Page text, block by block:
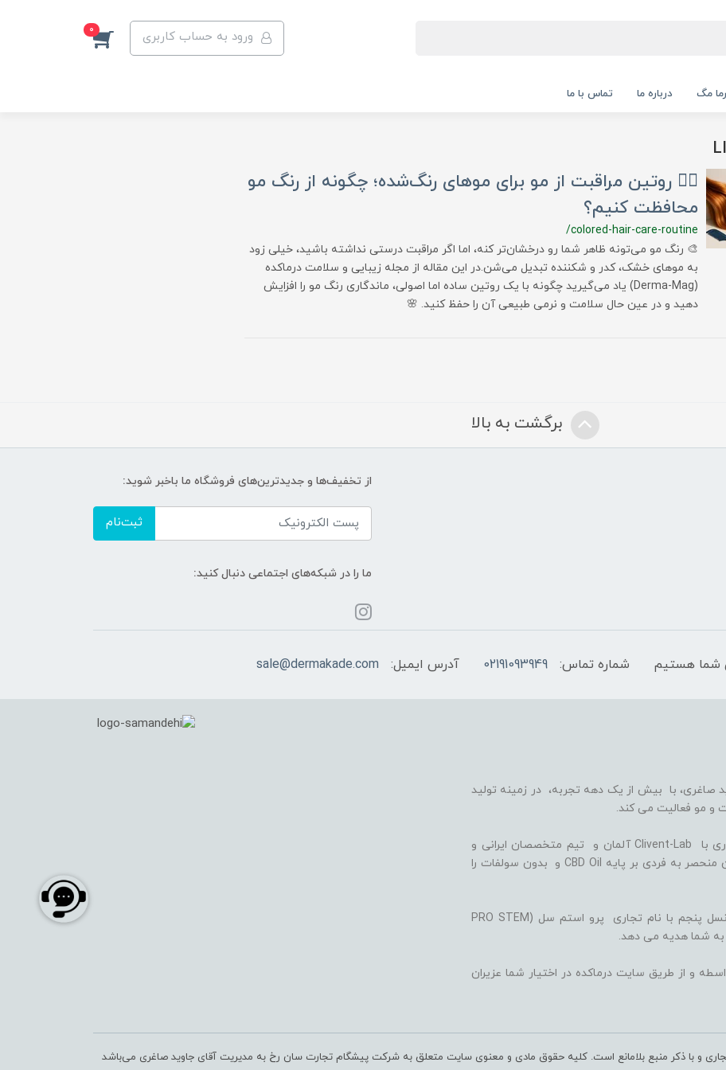
ورود به حساب کاربری 0
مگ درباره ما تماس با ما
💇‍♀️ روتین مراقبت از مو برای موهای رنگ‌شده؛ چگونه از رنگ مو
محافظت کنیم؟
/colored-hair-care-routine
🎨 رنگ مو می‌تونه ظاهر شما رو درخشان‌تر کنه، اما اگر مراقبت درستی نداشته باشید، خیلی زود
به موهای خشک، کدر و شکننده تبدیل می‌شن.در این مقاله از مجله زیبایی و سلامت درماکده
(Derma-Mag) یاد می‌گیرید چگونه با یک روتین ساده اما اصولی، ماندگاری رنگ مو را افزایش
دهید و در عین حال سلامت و نرمی طبیعی آن را حفظ کنید. 🌸
برگشت به بالا
از تخفیف‌ها و جدیدترین‌های فروشگاه ما باخبر شوید:
ثبت‌نام
ما را در شبکه‌های اجتماعی دنبال کنید:
شماره تماس: 02191093949 آدرس ایمیل: sale@dermakade.com
صاغری، با بیش از یک دهه تجربه، در زمینه تولید
و مو فعالیت می کند.
ما با بهره گیری از سلول های بنیادی گیاهی، همکاری با Clivent-Lab آلمان و تیم متخصصان ایرانی و
آلمانی در واحد تحقیق و توسعه (R&D)، فرمولاسیون منحصر به فردی بر پایه CBD Oil و بدون سولفات را
ثمره این تلاش ها، تولید شامپوها و شوینده های نسل پنجم با نام تجاری پرو استم سل (PRO STEM
به شما هدیه می دهد.
و از طریق سایت درماکده در اختیار شما عزیران
و با ذکر منبع بلامانع است. کلیه حقوق مادی و معنوی سایت متعلق به شرکت پیشگام تجارت سان رخ به مدیریت آقای جاوید صاغری می‌باشد